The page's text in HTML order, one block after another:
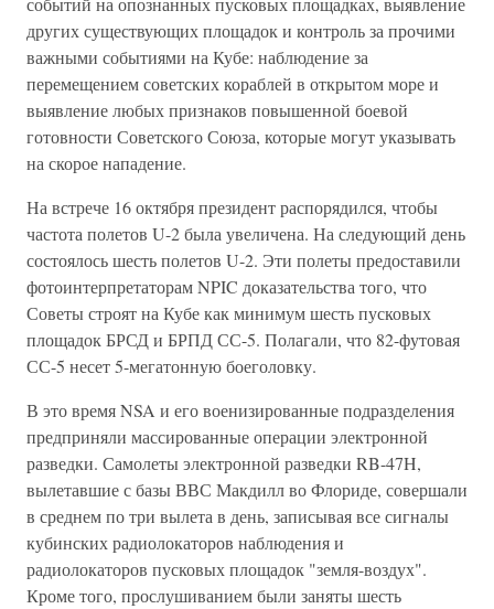
других существующих площадок и контроль за прочими
важными событиями на Кубе: наблюдение за
перемещением советских кораблей в открытом море и
выявление любых признаков повышенной боевой
готовности Советского Союза, которые могут указывать
на скорое нападение.
На встрече 16 октября президент распорядился, чтобы
частота полетов U-2 была увеличена. На следующий день
состоялось шесть полетов U-2. Эти полеты предоставили
фотоинтерпретаторам NPIC доказательства того, что
Советы строят на Кубе как минимум шесть пусковых
площадок БРСД и БРПД СС-5. Полагали, что 82-футовая
СС-5 несет 5-мегатонную боеголовку.
В это время NSA и его военизированные подразделения
предприняли массированные операции электронной
разведки. Самолеты электронной разведки RB-47H,
вылетавшие с базы ВВС Макдилл во Флориде, совершали
в среднем по три вылета в день, записывая все сигналы
кубинских радиолокаторов наблюдения и
радиолокаторов пусковых площадок "земля-воздух".
Кроме того, прослушиванием были заняты шесть